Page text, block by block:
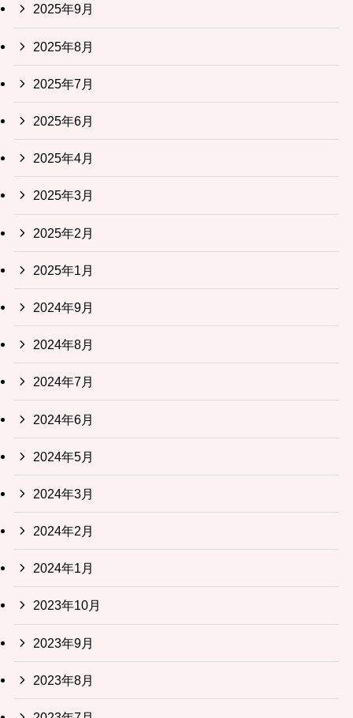
2025年9月
2025年8月
2025年7月
2025年6月
2025年4月
2025年3月
2025年2月
2025年1月
2024年9月
2024年8月
2024年7月
2024年6月
2024年5月
2024年3月
2024年2月
2024年1月
2023年10月
2023年9月
2023年8月